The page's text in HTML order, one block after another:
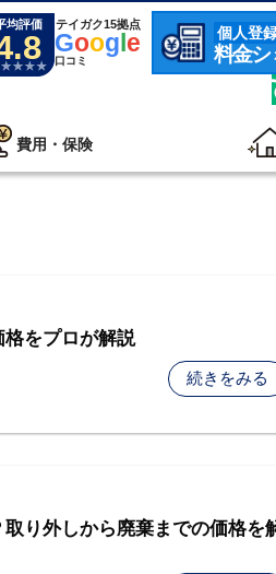
均評価 テイガク15拠点
Google
口コミ
個人登
料金シ
費用・保険
をプロが解説
続きをみる
り外しから廃棄までの価格を